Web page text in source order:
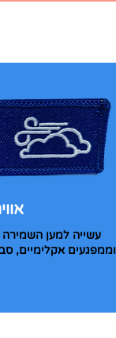
עשייה למען השמירה
וממפגעים אקלימיים,